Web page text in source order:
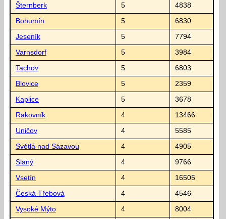
Šternberk 5 4838
Bohumín 5 6830
Jeseník 5 7794
Varnsdorf 5 3984
Tachov 5 6803
Blovice 5 2359
Kaplice 5 3678
Rakovník 4 13466
Uničov 4 5585
Světlá nad Sázavou 4 4905
Slaný 4 9766
Vsetín 4 16505
Česká Třebová 4 4546
Vysoké Mýto 4 8004